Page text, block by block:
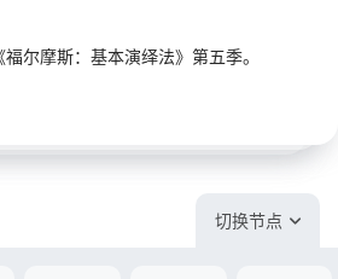
摩斯：基本演绎法》第五季。
切换节点